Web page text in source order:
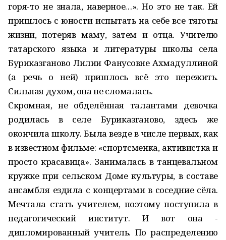
горя-то не знала, наверное…». Но это не так. Ей
пришлось с юности испытать на себе все тяготы
жизни, потеряв маму, затем и отца. Учителю
татарского языка и литературы школы села
Буриказганово Лилии Фанусовне Ахмадуллиной
(а речь о ней) пришлось всё это пережить.
Сильная духом, она не сломалась.
Скромная, не обделённая талантами девочка
родилась в селе Буриказганово, здесь же
окончила школу. Была везде в числе первых, как
в известном фильме: «спортсменка, активистка и
просто красавица». Занималась в танцевальном
кружке при сельском Доме культуры, в составе
ансамбля ездила с концертами в соседние сёла.
Мечтала стать учителем, поэтому поступила в
педагогический институт. И вот она -
дипломированный учитель. По распределению